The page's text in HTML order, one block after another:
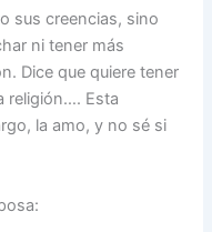
sus creencias, sino
ni tener más
Dice que quiere tener
religión…. Esta
la amo, y no sé si